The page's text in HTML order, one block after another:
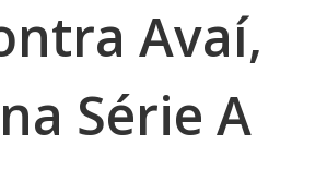
Avaí,
Série A